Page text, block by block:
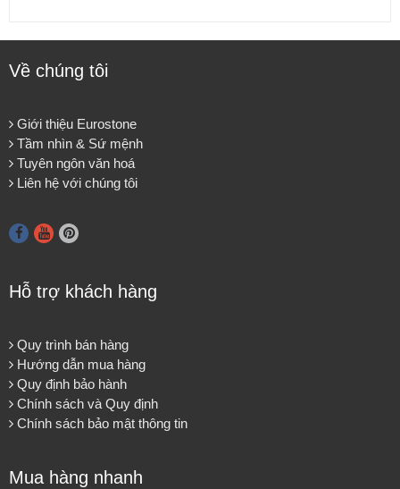
Về chúng tôi
Giới thiệu Eurostone
Tầm nhìn & Sứ mệnh
Tuyên ngôn văn hoá
Liên hệ với chúng tôi
Hỗ trợ khách hàng
Quy trình bán hàng
Hướng dẫn mua hàng
Quy định bảo hành
Chính sách và Quy định
Chính sách bảo mật thông tin
Mua hàng nhanh